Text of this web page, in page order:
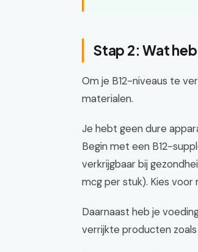
Stap 2: Wat
Om je B12-niveaus te
materialen.
Je hebt geen dure
Begin met een B12-
verkrijgbaar bij
mcg per stuk). Kies
Daarnaast heb je
verrijkte producten